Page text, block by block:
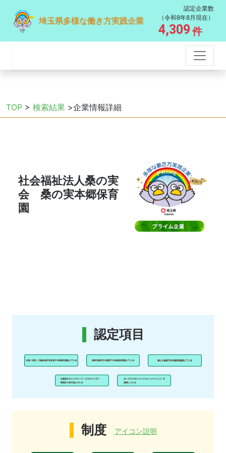
埼玉県多様な働き方実践企業
認定企業数
（令和8年8月現在）
4,309 件
TOP > 検索結果 >企業情報詳細
社会福祉法人桑の実
会 桑の実本郷保育
園
認定項目
制度 アイコン説明